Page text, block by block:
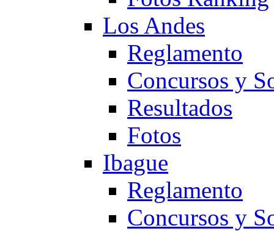
Los Andes
Reglamento
Concursos y
Resultados
Fotos
Ibague
Reglamento
Concursos y